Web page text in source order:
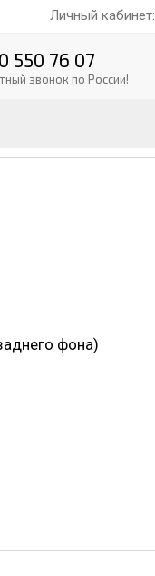
Личный кабинет:
550 76 07
звонок по России!
фона)